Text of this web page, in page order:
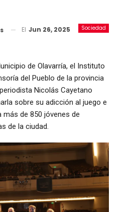
Sociedad
El Jun 26, 2025
de Olavarría, el Instituto
del Pueblo de la provincia
Nicolás Cayetano
sobre su adicción al juego e
más de 850 jóvenes de
de la ciudad.